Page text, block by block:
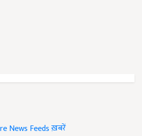
ख़बरें